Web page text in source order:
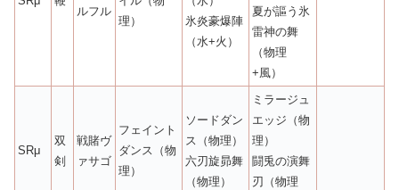
ルフル
理）
氷炎豪爆陣
（水+火）
夏が謳う氷
雷神の舞
（物理
+風）
SRμ
双
剣
戦賭ヴ
ァサゴ
フェイント
ダンス（物
理）
ソードダン
ス（物理）
六刃旋昴舞
（物理）
ミラージュ
エッジ（物
理）
闘兎の演舞
刃（物理